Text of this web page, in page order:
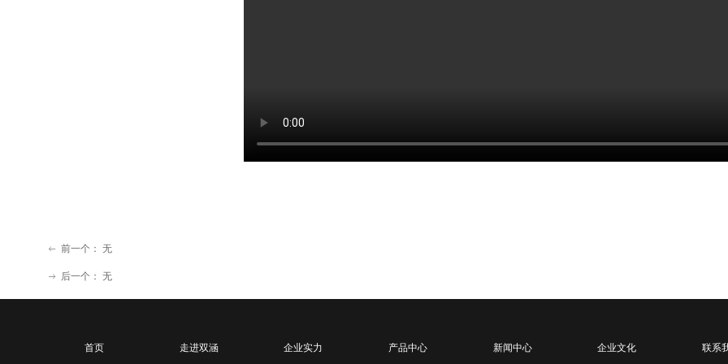
ꂃ 前一个： 无
ꁹ 后一个： 无
首页 走进双涵 企业实力 产品中心 新闻中心 企业文化 联系